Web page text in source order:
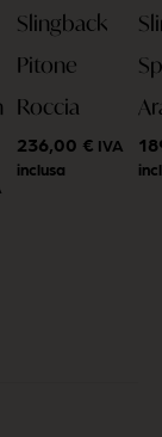
Slingback
Pitone
Roccia
236,00 € IVA
inclusa